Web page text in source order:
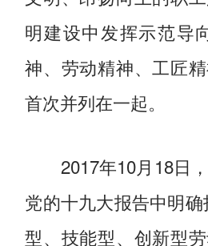
明建设中发挥示范导
神、劳动精神、工匠
首次并列在一起。
2017年10月18日，
党的十九大报告中明确
型、技能型、创新型